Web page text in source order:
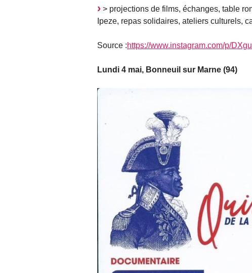
> projections de films, échanges, table
Ipeze, repas solidaires, ateliers culturels,
Source :https://www.instagram.com/p/
Lundi 4 mai, Bonneuil sur Marne (94)